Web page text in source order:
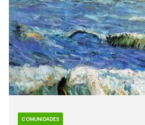
COMUNIDADES